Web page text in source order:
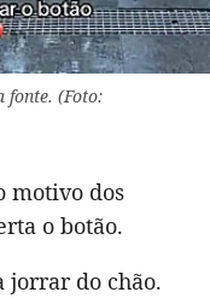
fonte. (Foto:
motivo dos
o botão.
jorrar do chão.